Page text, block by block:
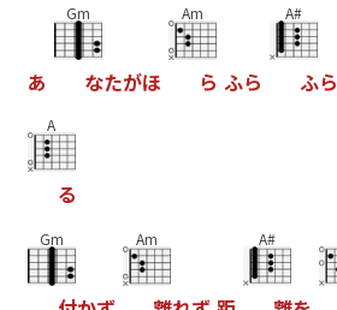
あ
Gm
なたがほ
Am
ら ふら
A#
ふら
A
る
Gm Am A#